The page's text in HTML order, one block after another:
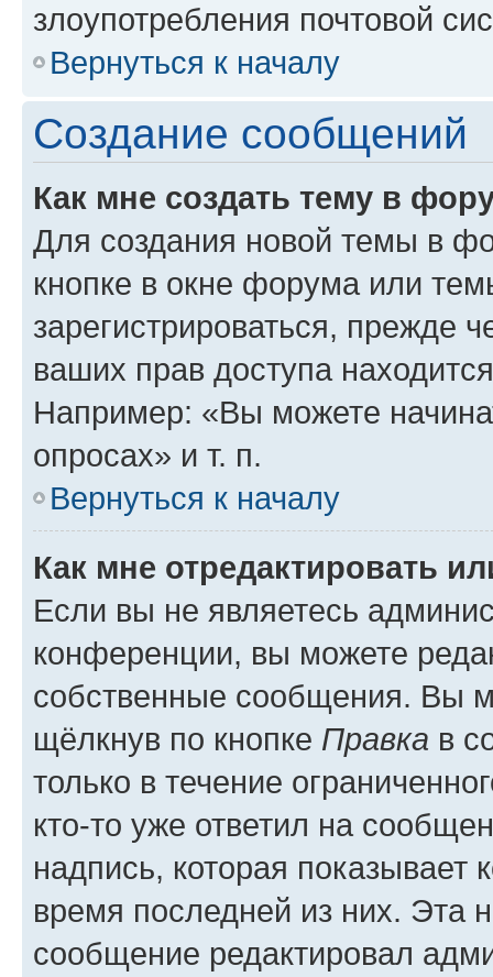
злоупотребления почтовой
Вернуться к началу
Создание сообщений
Как мне создать тему в
Для создания новой темы в
кнопке в окне форума или
зарегистрироваться, прежде
ваших прав доступа
Например: «Вы можете
опросах» и т. п.
Вернуться к началу
Как мне отредактировать
Если вы не являетесь
конференции, вы можете
собственные сообщения. Вы
щёлкнув по кнопке Правка в
только в течение
кто-то уже ответил на
надпись, которая показывает
время последней из них. Эта
сообщение редактировал